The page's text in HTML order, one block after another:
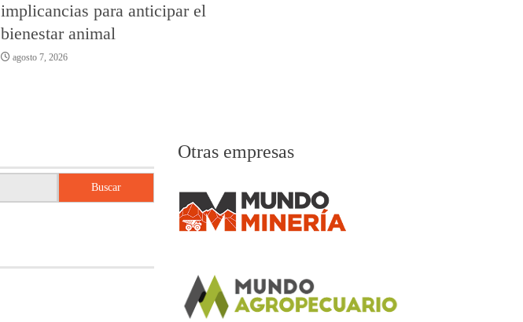
implicancias para anticipar el
bienestar animal
agosto 7, 2026
Buscar
Otras empresas